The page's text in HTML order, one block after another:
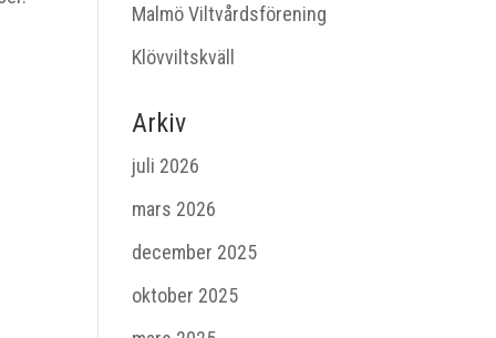
Malmö Viltvårdsförening
Klövviltskväll
Arkiv
juli 2026
mars 2026
december 2025
oktober 2025